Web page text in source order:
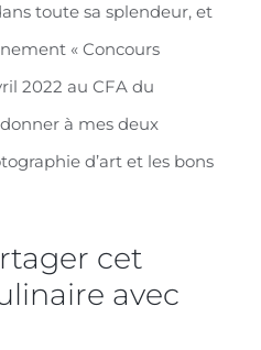
toute sa splendeur, et
« Concours
2022 au CFA du
à mes deux
d’art et les bons
cet
avec